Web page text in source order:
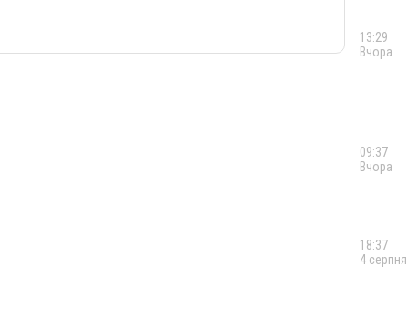
13:29
Вчора
09:37
Вчора
18:37
4 серпня